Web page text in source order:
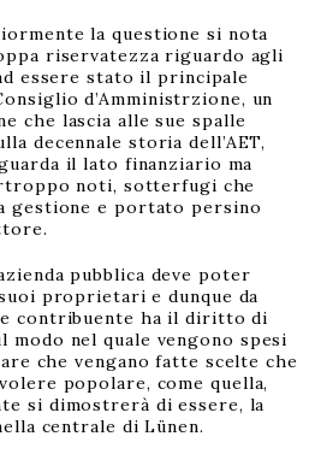
la questione si nota
riservatezza riguardo agli
essere stato il principale
d’Amministrzione, un
che lascia alle sue spalle
decennale storia dell’AET,
il lato finanziario ma
noti, sotterfugi che
gestione e portato persino
pubblica deve poter
proprietari e dunque da
contribuente ha il diritto di
modo nel quale vengono spesi
che vengano fatte scelte che
popolare, come quella,
si dimostrerà di essere, la
centrale di Lünen.